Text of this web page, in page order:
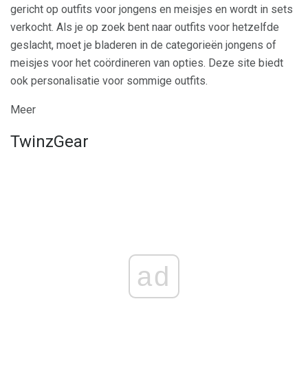
gericht op outfits voor jongens en meisjes en wordt in sets
verkocht. Als je op zoek bent naar outfits voor hetzelfde
geslacht, moet je bladeren in de categorieën jongens of
meisjes voor het coördineren van opties. Deze site biedt
ook personalisatie voor sommige outfits.
Meer
TwinzGear
ad